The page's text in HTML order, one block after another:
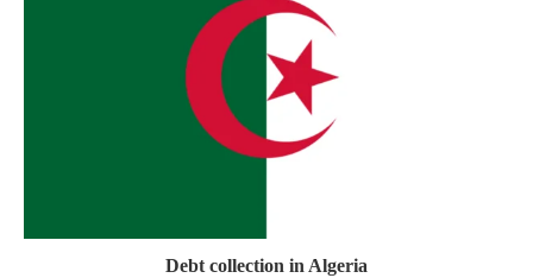
Debt collection in Algeria